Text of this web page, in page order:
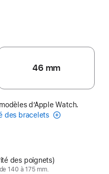
46 mm
d’Apple Watch.
des bracelets
des poignets)
140 à 175 mm.